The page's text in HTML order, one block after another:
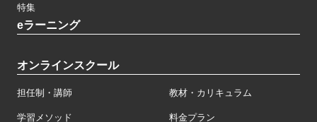
特集
eラーニング
オンラインスクール
担任制・講師 教材・カリキュラム
学習メソッド 料金プラン